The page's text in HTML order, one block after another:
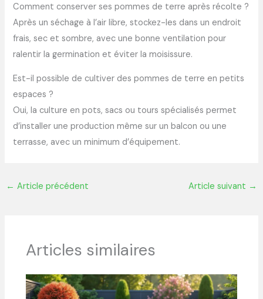
Comment conserver ses pommes de terre après récolte ?
Après un séchage à l’air libre, stockez-les dans un endroit
frais, sec et sombre, avec une bonne ventilation pour
ralentir la germination et éviter la moisissure.
Est-il possible de cultiver des pommes de terre en petits
espaces ?
Oui, la culture en pots, sacs ou tours spécialisés permet
d’installer une production même sur un balcon ou une
terrasse, avec un minimum d’équipement.
← Article précédent Article suivant →
Articles similaires